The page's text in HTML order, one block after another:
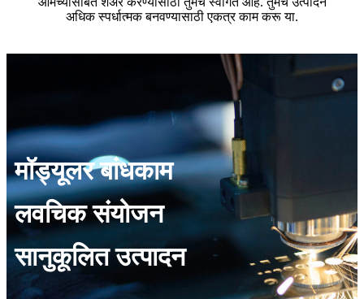
अधिक स्पर्धात्मक बनवण्यासाठी एकत्र काम करू या.
मॉड्यूलर बांधकाम
लवचिक संयोजन
सानुकूलित उत्पादन